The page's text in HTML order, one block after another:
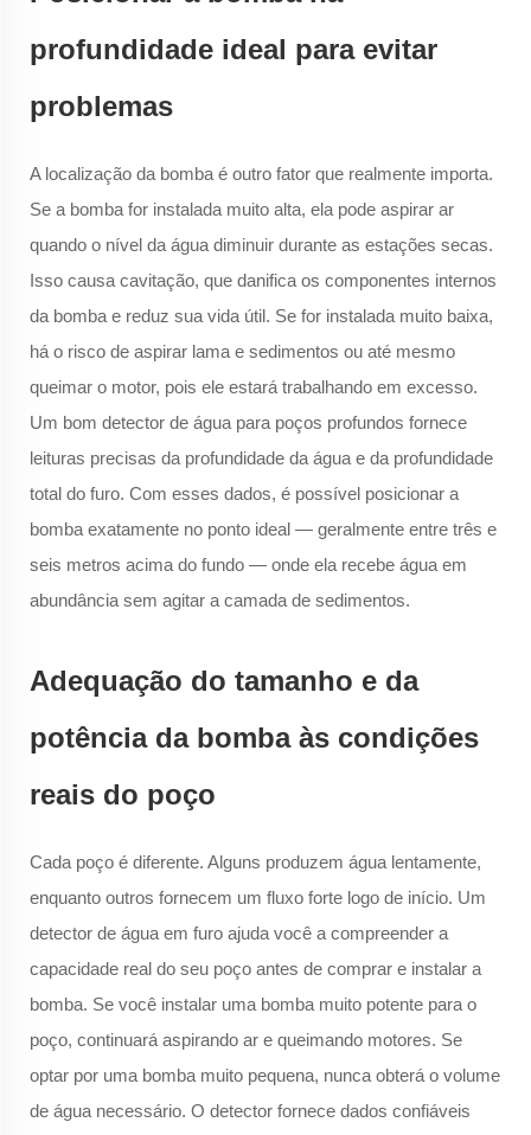
profundidade ideal para evitar
problemas
A localização da bomba é outro fator que realmente importa.
Se a bomba for instalada muito alta, ela pode aspirar ar
quando o nível da água diminuir durante as estações secas.
Isso causa cavitação, que danifica os componentes internos
da bomba e reduz sua vida útil. Se for instalada muito baixa,
há o risco de aspirar lama e sedimentos ou até mesmo
queimar o motor, pois ele estará trabalhando em excesso.
Um bom detector de água para poços profundos fornece
leituras precisas da profundidade da água e da profundidade
total do furo. Com esses dados, é possível posicionar a
bomba exatamente no ponto ideal — geralmente entre três e
seis metros acima do fundo — onde ela recebe água em
abundância sem agitar a camada de sedimentos.
Adequação do tamanho e da
potência da bomba às condições
reais do poço
Cada poço é diferente. Alguns produzem água lentamente,
enquanto outros fornecem um fluxo forte logo de início. Um
detector de água em furo ajuda você a compreender a
capacidade real do seu poço antes de comprar e instalar a
bomba. Se você instalar uma bomba muito potente para o
poço, continuará aspirando ar e queimando motores. Se
optar por uma bomba muito pequena, nunca obterá o volume
de água necessário. O detector fornece dados confiáveis